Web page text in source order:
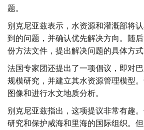
题。
别克尼亚兹表示，水资源和灌溉部将
到的问题，并确认优先解决方向。随
份方法文件，提出解决问题的具体方式
法国专家团还提出了一项倡议，即对
规模研究，并建立其水资源管理模型
图像和进行水文地质分析。
别克尼亚兹指出，这项提议非常有趣
研究和保护咸海和里海的国际组织。